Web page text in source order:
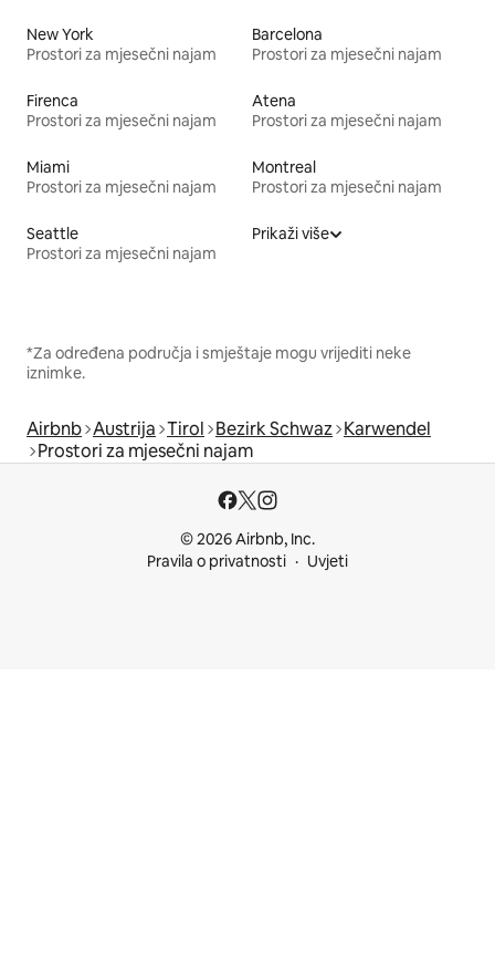
New York
Prostori za mjesečni najam
Barcelona
Prostori za mjesečni najam
Firenca
Prostori za mjesečni najam
Atena
Prostori za mjesečni najam
Miami
Prostori za mjesečni najam
Montreal
Prostori za mjesečni najam
Seattle
Prostori za mjesečni najam
Prikaži više
*Za određena područja i smještaje mogu vrijediti neke
iznimke.
Airbnb Austrija Tirol Bezirk Schwaz Karwendel
Prostori za mjesečni najam
© 2026 Airbnb, Inc.
Pravila o privatnosti
Uvjeti